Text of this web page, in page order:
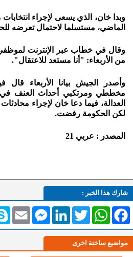
وبدا خان، الذي يسعى لإجراء انتخابات
الماضي، مستسلما لاحتمال تعرضه
وقال في خطاب عبر الإنترنت
من الأربعاء: "أنا مستعد للاعتقال".
وأصدر الجيش بيانا الأربعاء قال
مخططي ومرتكبي أحداث العنف في
العدالة، فيما دعا خان لإجراء
لكن الحكومة رفضت.
المصدر : عربي 21
شارك هذا الخبر :
Email
MessengerLinkedInTwitterWhatsAppFacebook
مواضيع ساخنة اخرى